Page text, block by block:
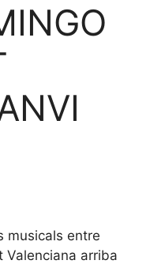
musicals entre
Valenciana arriba